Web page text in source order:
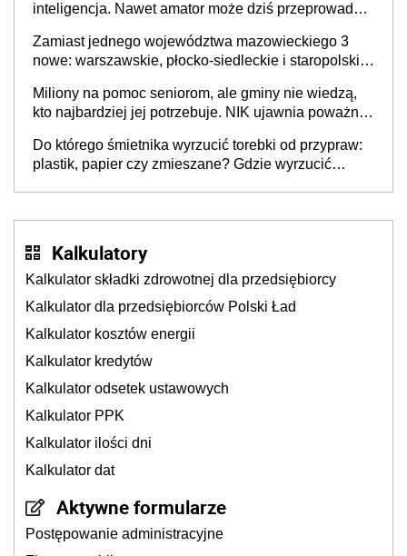
inteligencja. Nawet amator może dziś przeprowadzić
Zamiast jednego województwa mazowieckiego 3
nowe: warszawskie, płocko-siedleckie i staropolskie.
stołecznych
Miliony na pomoc seniorom, ale gminy nie wiedzą,
kto najbardziej jej potrzebuje. NIK ujawnia poważną
Do którego śmietnika wyrzucić torebki od przypraw:
plastik, papier czy zmieszane? Gdzie wyrzucić
Kalkulatory
Kalkulator składki zdrowotnej dla przedsiębiorcy
Kalkulator dla przedsiębiorców Polski Ład
Kalkulator kosztów energii
Kalkulator kredytów
Kalkulator odsetek ustawowych
Kalkulator PPK
Kalkulator ilości dni
Kalkulator dat
Aktywne formularze
Postępowanie administracyjne